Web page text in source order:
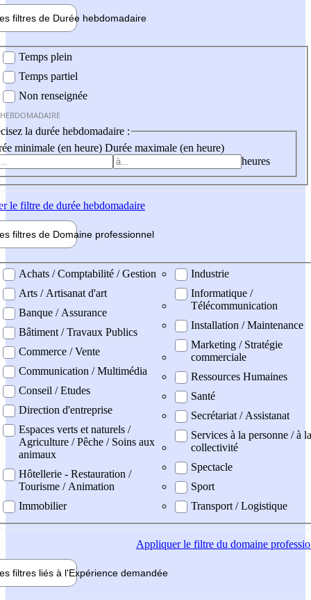
filtres de Durée hebdomadaire
Temps plein
Temps partiel
Non renseignée
la durée hebdomadaire :
minimale (en heure) Durée maximale (en heure)
heures
le filtre de durée hebdomadaire
filtres de Domaine professionnel
professionel
Achats / Comptabilité / Gestion
Arts / Artisanat d'art
Banque / Assurance
Bâtiment / Travaux Publics
Commerce / Vente
Communication / Multimédia
Conseil / Etudes
Direction d'entreprise
Espaces verts et naturels /
Agriculture / Pêche / Soins aux
animaux
Hôtellerie - Restauration /
Tourisme / Animation
Immobilier
Industrie
Informatique /
Télécommunication
Installation / Maintenance
Marketing / Stratégie
commerciale
Ressources Humaines
Santé
Secrétariat / Assistanat
Services à la personne / à la
collectivité
Spectacle
Sport
Transport / Logistique
Appliquerle filtre du domaine
filtres liés à l'Expérience demandée